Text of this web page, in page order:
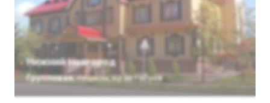
Нижний Новгород
Групповая, пешком, на автобусе